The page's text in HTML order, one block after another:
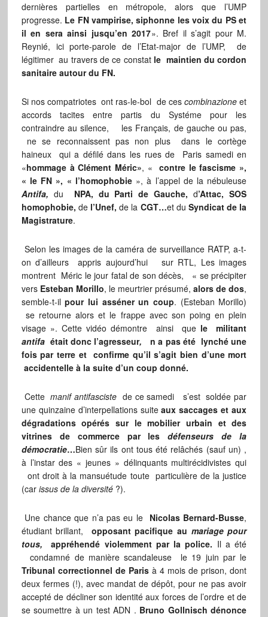
dernières partielles en métropole, alors que l’UMP
progresse. Le FN vampirise, siphonne les voix du PS et
il en sera ainsi jusqu’en 2017». Bref il s’agit pour M.
Reynié, ici porte-parole de l’Etat-major de l’UMP, de
légitimer au travers de ce constat le maintien du cordon
sanitaire autour du FN.
Si nos compatriotes ont ras-le-bol de cescombinazione et
accords tacites entre partis du Systéme pour les
contraindre au silence, les Français, de gauche ou pas,
ne se reconnaissent pas non plus dans le cortège
haineux qui a défilé dans les rues de Paris samedi en
«hommage à Clément Méric», « contre le fascisme »,
« le FN », « l’homophobie », à l’appel de la nébuleuse
Antifa, du NPA, du Parti de Gauche, d’Attac, SOS
homophobie, del’Unef,de la CGT…et du Syndicat de la
Magistrature.
Selon les images de la caméra de surveillance RATP, a-t-
on d’ailleurs appris aujourd’hui sur RTL, Les images
montrent Méric le jour fatal de son décès, « se précipiter
vers Esteban Morillo, le meurtrier présumé,alors de dos,
semble-t-ilpour lui asséner un coup. (Esteban Morillo)
se retourne alors et le frappe avec son poing en plein
visage ». Cette vidéo démontre ainsi que le militant
antifa était donc l’agresseur,
n a pas été lynché une
fois par terre et confirme qu’il s’agit bien d’une mort
accidentelle à la suite d’un coup donné.
Cettemanif antifasciste de ce samedi s’est soldée par
une quinzaine d’interpellations suiteaux saccages et aux
dégradations opérés sur le mobilier urbain et des
vitrines de commerce par lesdéfenseurs de la
démocratie…Bien sûr ils ont tous été relâchés (sauf un) ,
à l’instar des « jeunes » délinquants multirécidivistes qui
ont droit à la mansuétude toute particulière de la justice
(car issus de la diversité ?).
Une chance que n’a pas eu le Nicolas Bernard-Busse,
étudiant brillant, opposant pacifique au mariage pour
tous,
appréhendé violemment par la police. Il a été
condamné de manière scandaleuse le 19 juin par le
Tribunal correctionnel de Parisà 4 mois de prison, dont
deux fermes (!), avec mandat de dépôt, pour ne pas avoir
accepté de décliner son identité aux forces de l’ordre et de
se soumettre à un test ADN . Bruno Gollnisch dénonce